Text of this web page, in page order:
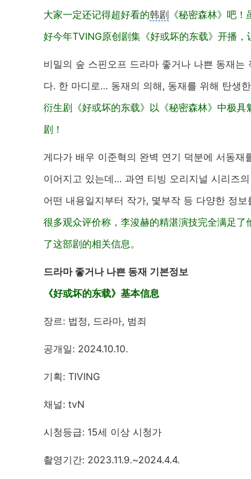
大家一定还记得超好看的韩剧 《秘密森林》吧
好今年TVING原创剧集《好或坏的东载》开播
비밀의 숲 스핀오프 드라마 좋거나 나쁜 동재는
다. 한 마디로… 동재의 의해, 동재를 위해 탄생
衍生剧《好或坏的东载》以《秘密森林》中极
剧！
게다가 배우 이준혁의 완벽 연기 덕분에 서동
이어지고 있는데… 과연 티빙 오리지널 시리즈
어떤 내용일지부터 작가, 몇부작 등 다양한 정보
很多观众评价称，李浚赫的精湛演技完全满足
了这部剧的相关信息。
드라마 좋거나 나쁜 동재 기본정보
《好或坏的东载》基本信息
장르: 법정, 드라마, 범죄
공개일: 2024.10.10.
기획: TIVING
채널: tvN
시청등급: 15세 이상 시청가
촬영기간: 2023.11.9.~2024.4.4.